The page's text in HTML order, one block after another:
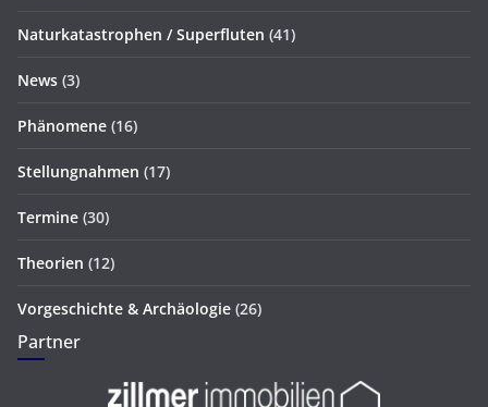
Naturkatastrophen / Superfluten (41)
News (3)
Phänomene (16)
Stellungnahmen (17)
Termine (30)
Theorien (12)
Vorgeschichte & Archäologie (26)
Partner